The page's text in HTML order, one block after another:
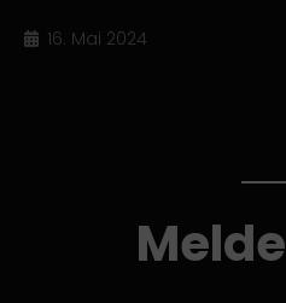
16. Mai 2024
Melde